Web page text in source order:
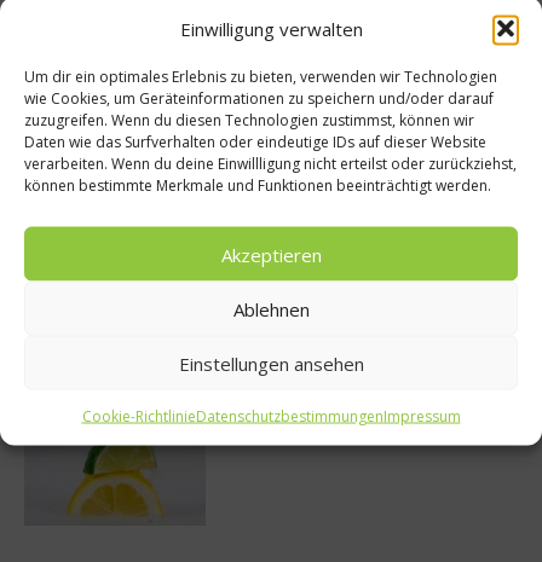
Einwilligung verwalten
Um dir ein optimales Erlebnis zu bieten, verwenden wir Technologien
wie Cookies, um Geräteinformationen zu speichern und/oder darauf
zuzugreifen. Wenn du diesen Technologien zustimmst, können wir
Daten wie das Surfverhalten oder eindeutige IDs auf dieser Website
verarbeiten. Wenn du deine Einwillligung nicht erteilst oder zurückziehst,
können bestimmte Merkmale und Funktionen beeinträchtigt werden.
Akzeptieren
Ablehnen
Einstellungen ansehen
Cookie-RichtlinieDatenschutzbestimmungenImpressum
So bildet sich eine krosse
Schweinebratenkruste
Beachcomber – Alles über das Restaurant
Was ist der Unterschied zwischen Limonen